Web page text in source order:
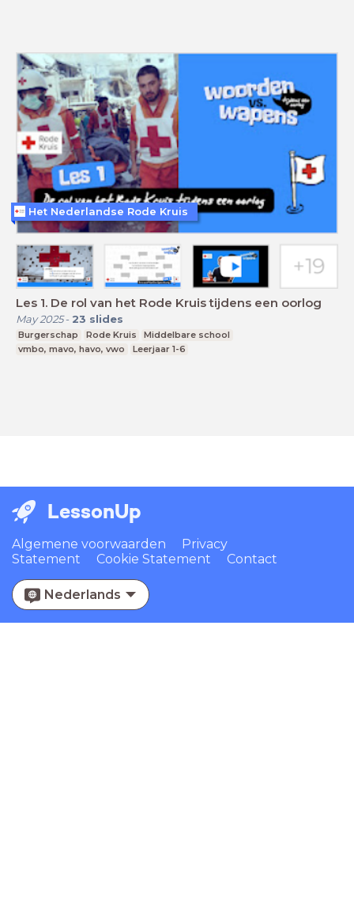
Les 1. De rol van het Rode Kruis tijdens een oorlog
May 2025- 23 slides
Burgerschap Rode Kruis
Middelbare school
vmbo, mavo, havo, vwo
Leerjaar 1-6
Het Nederlandse Rode Kruis
LessonUp
Algemene voorwaarden
Privacy
Statement
Cookie Statement Contact
Nederlands